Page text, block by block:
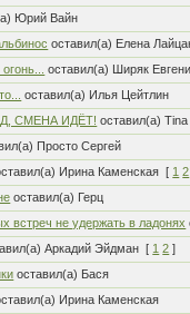
Юрий Вайн
оставил(а) Елена
оставил(а) Ширяк
оставил(а) Илья Цейтлин
СМЕНА ИДЁТ! оставил(а)
Просто Сергей
Ирина Каменская [ 1 2
оставил(а) Герц
встреч не удержать в ладонях
Аркадий Эйдман [ 1 2 ]
оставил(а) Бася
Ирина Каменская